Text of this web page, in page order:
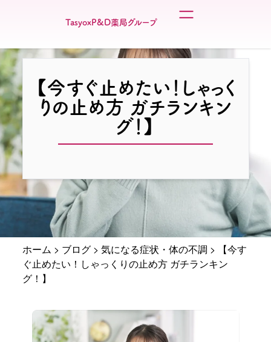
TasyoxP&D薬局グループ
【今すぐ止めたい！しゃっく
りの止め方 ガチランキン
グ！】
ホーム > ブログ > 気になる症状・体の不調 > 【今す
ぐ止めたい！しゃっくりの止め方 ガチランキン
グ！】